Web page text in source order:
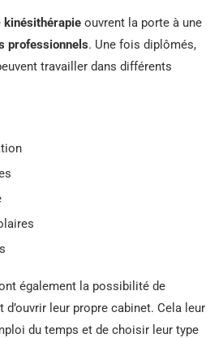
kinésithérapie ouvrent la porte à une
professionnels. Une fois diplômés,
travailler dans différents
également la possibilité de
d’ouvrir leur propre cabinet. Cela leur
du temps et de choisir leur type